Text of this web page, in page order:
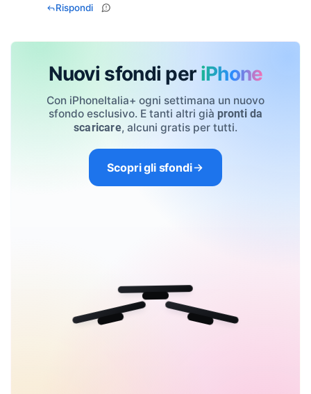
Rispondi
Nuovi sfondi per iPhone
Con iPhoneItalia+ ogni settimana un nuovo
sfondo esclusivo. E tanti altri già pronti da
scaricare, alcuni gratis per tutti.
Scopri gli sfondi